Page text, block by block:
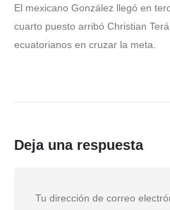
‎El mexicano González llegó en
cuarto puesto arribó Christian
ecuatorianos en cruzar la meta.
Deja una respuesta
Tu dirección de correo